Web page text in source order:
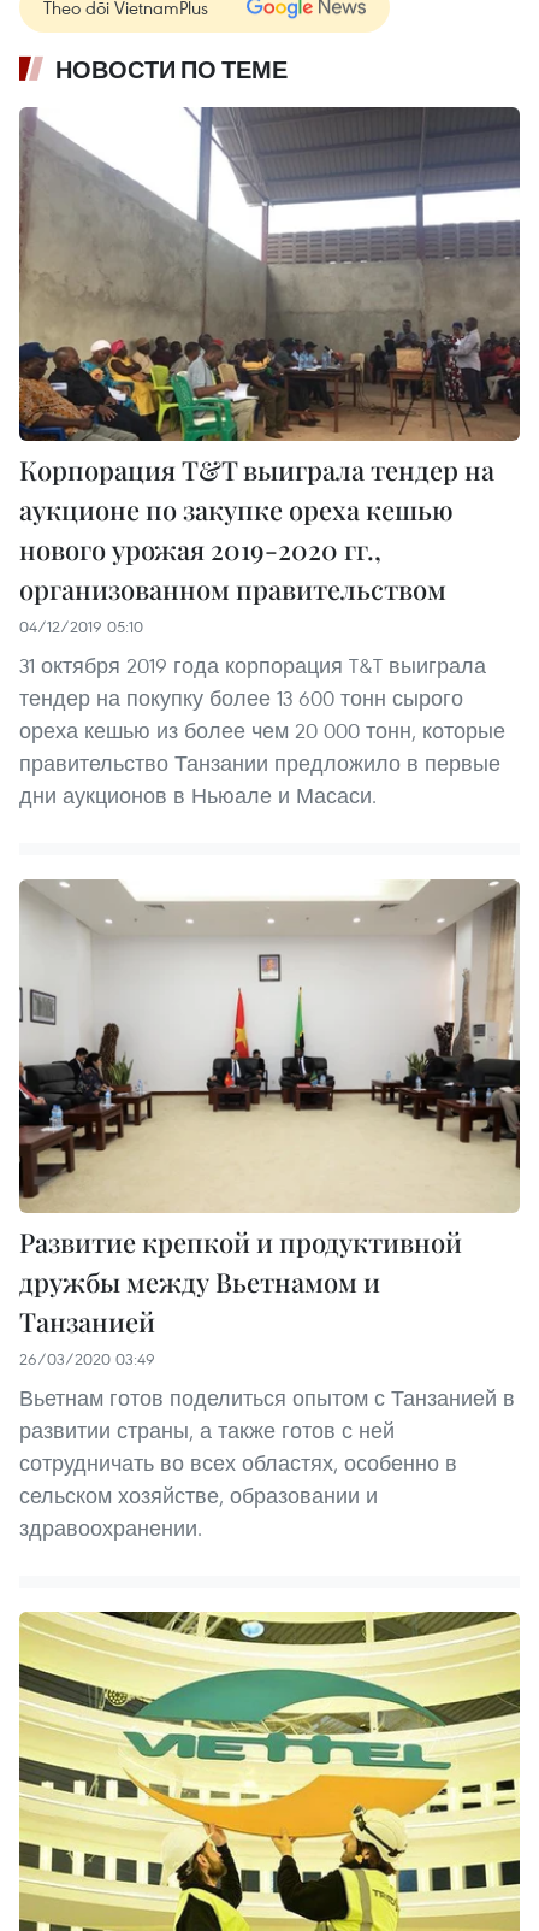
Theo dõi VietnamPlus
НОВОСТИ ПО ТЕМЕ
Корпорация T&T выиграла тендер на
аукционе по закупке ореха кешью
нового урожая 2019-2020 гг.,
организованном правительством
04/12/2019 05:10
31 октября 2019 года корпорация T&T выиграла
тендер на покупку более 13 600 тонн сырого
ореха кешью из более чем 20 000 тонн, которые
правительство Танзании предложило в первые
дни аукционов в Ньюале и Масаси.
Развитие крепкой и продуктивной
дружбы между Вьетнамом и
Танзанией
26/03/2020 03:49
Вьетнам готов поделиться опытом с Танзанией в
развитии страны, а также готов с ней
сотрудничать во всех областях, особенно в
сельском хозяйстве, образовании и
здравоохранении.